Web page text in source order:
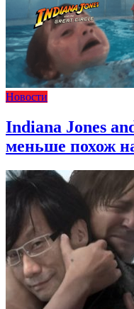
Новости
Indiana Jones
меньше похож